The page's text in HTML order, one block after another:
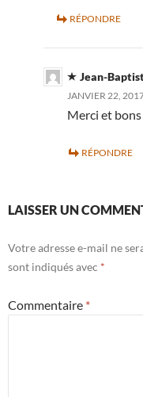
RÉPONDRE
Jean-
JANVIER 22,
Merci et
RÉPONDRE
LAISSER UN
Votre adresse e-mail ne
sont indiqués avec *
Commentaire *